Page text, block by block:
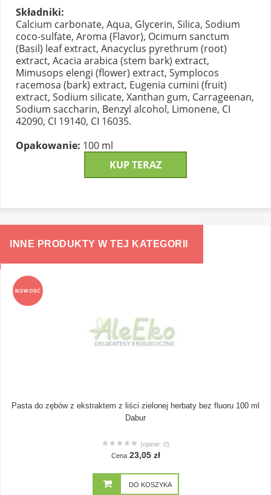
Składniki:
Calcium carbonate, Aqua, Glycerin, Silica, Sodium
coco-sulfate, Aroma (Flavor), Ocimum sanctum
(Basil) leaf extract, Anacyclus pyrethrum (root)
extract, Acacia arabica (stem bark) extract,
Mimusops elengi (flower) extract, Symplocos
racemosa (bark) extract, Eugenia cumini (fruit)
extract, Sodium silicate, Xanthan gum, Carrageenan,
Sodium saccharin, Benzyl alcohol, Limonene, CI
42090, CI 19140, CI 16035.
Opakowanie: 100 ml
KUP TERAZ
INNE PRODUKTY W TEJ KATEGORII
NOWOŚĆ
Pasta do zębów z ekstraktem z liści zielonej herbaty bez fluoru 100 ml
Dabur
(opinie: 0)
Cena 23,05 zł
DO KOSZYKA